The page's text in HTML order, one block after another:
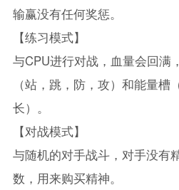
输赢没有任何奖惩。
【练习模式】
与CPU进行对战，血量会回满
（站，跳，防，攻）和能量
长）。
【对战模式】
与随机的对手战斗，对手没有
数，用来购买精神。